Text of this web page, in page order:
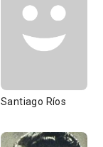
Santiago Ríos